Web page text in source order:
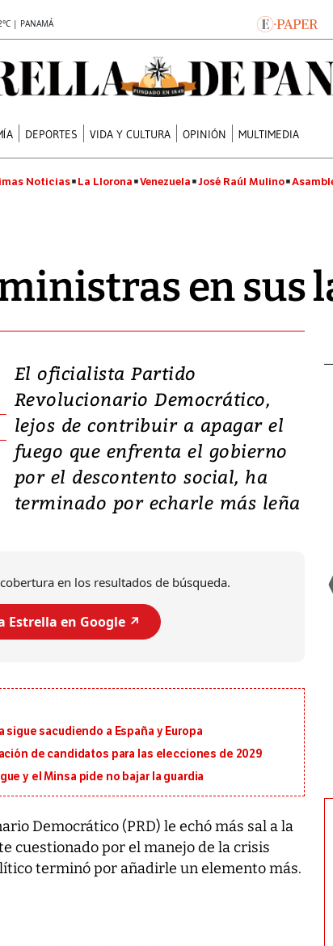
| PANAMÁ
DEPORTES VIDA Y CULTURA OPINIÓN MULTIMEDIA
Noticias La Llorona Venezuela José Raúl Mulino
ministras en sus
El oficialista Partido
Revolucionario Democrático,
lejos de contribuir a apagar el
fuego que enfrenta el gobierno
por el descontento social, ha
terminado por echarle más leña
en los resultados de búsqueda.
Estrella en Google ↗️
sacudiendo a España y Europa
de candidatos para las elecciones de 2029
y el Minsa pide no bajar la guardia
Democrático (PRD) le echó más sal a la
cuestionado por el manejo de la crisis
terminó por añadirle un elemento más.
Video: Lula lanza su
candidatura con
promesas de inversión
en defensa, educación y
tierras raras
presidente de Brasil, Luiz Inácio Lula